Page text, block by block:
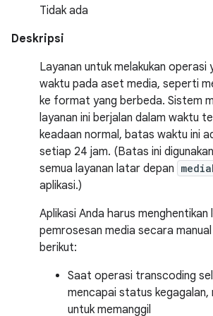
Tidak ada
Deskripsi
Layanan untuk melakukan operasi
waktu pada aset media, seperti
ke format yang berbeda. Sistem
layanan ini berjalan dalam waktu
keadaan normal, batas waktu ini
setiap 24 jam. (Batas ini
semua layanan latar depan
aplikasi.)
Aplikasi Anda harus menghentikan
pemrosesan media secara
berikut:
Saat operasi transcoding
mencapai status kegagalan,
untuk memanggil